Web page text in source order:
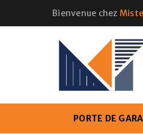
Bienvenue chez
PORTE DE